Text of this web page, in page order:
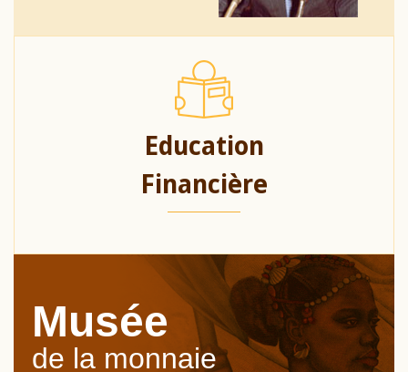
Education
Financière
Musée
de la monnaie